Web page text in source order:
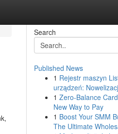
Search
Published News
1 Rejestr maszyn
urządzeń:
1 Zero-Balance
New Way to Pay
1 Boost Your SMM
The Ultimate